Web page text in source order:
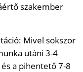
szakember
Mivel sokszor
utáni 3-4
a pihentető 7-8